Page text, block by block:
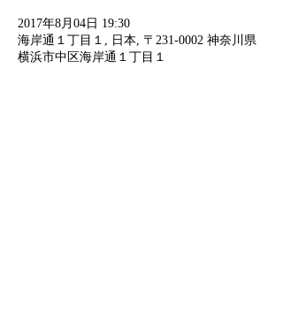
2017年8月04日 19:30
海岸通１丁目１, 日本, 〒231-0002 神奈川県
横浜市中区海岸通１丁目１